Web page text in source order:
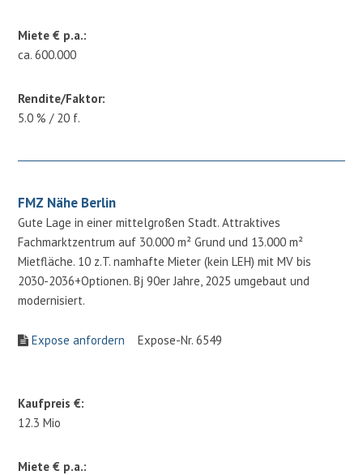
Miete € p.a.:
ca. 600.000
Rendite/Faktor:
5.0 % / 20 f.
FMZ Nähe Berlin
Gute Lage in einer mittelgroßen Stadt. Attraktives
Fachmarktzentrum auf 30.000 m² Grund und 13.000 m²
Mietfläche. 10 z.T. namhafte Mieter (kein LEH) mit MV bis
2030-2036+Optionen. Bj 90er Jahre, 2025 umgebaut und
modernisiert.
Expose anfordern Expose-Nr. 6549
Kaufpreis €:
12.3 Mio
Miete € p.a.: